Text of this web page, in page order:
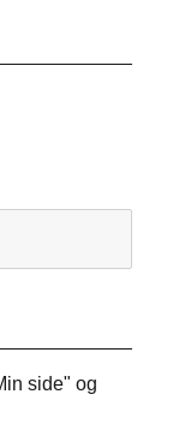
side" og